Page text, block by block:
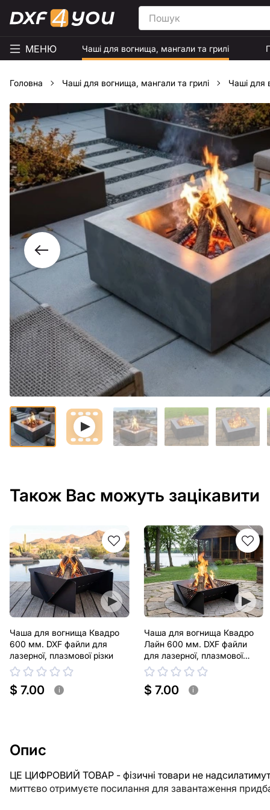
МЕНЮ Чаші для вогнища, мангали та грилі
Головна Чаші для вогнища, мангали та грилі Чаші для
Також Вас можуть зацікавити
Чаша для вогнища Квадро
600 мм. DXF файли для
лазерної, плазмової різки
$ 7.00 i
Чаша для вогнища Квадро
Лайн 600 мм. DXF файли
для лазерної, плазмової
різки
$ 7.00 i
Опис
ЦЕ ЦИФРОВИЙ ТОВАР - фізичні товари не
миттєво отримуєте посилання для завантаження